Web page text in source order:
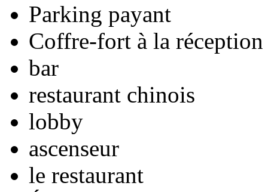
Parking payant
Coffre-fort à la réception
bar
restaurant chinois
lobby
ascenseur
le restaurant